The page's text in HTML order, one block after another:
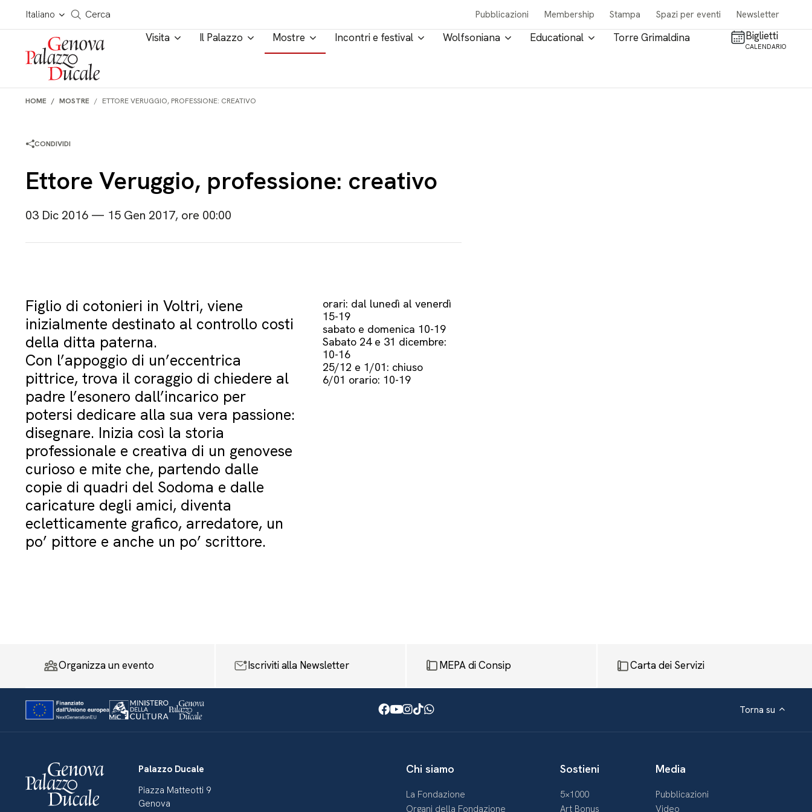
Salta al contenuto
Italiano
Cerca in tutto il sito
Cerca Pubblicazioni Membership Stampa Spazi per eventi Newsletter
Visita Il Palazzo Mostre Incontri e festival Wolfsoniana Educational Torre Grimaldina Biglietti
CALENDARIO
HOME MOSTRE ETTORE VERUGGIO, PROFESSIONE: CREATIVO
CONDIVIDI
Ettore Veruggio, professione: creativo
03 Dic 2016 — 15 Gen 2017, ore 00:00
Figlio di cotonieri in Voltri, viene
inizialmente destinato al controllo costi
della ditta paterna.
Con l’appoggio di un’eccentrica
pittrice, trova il coraggio di chiedere al
padre l’esonero dall’incarico per
potersi dedicare alla sua vera passione:
disegnare. Inizia così la storia
professionale e creativa di un genovese
curioso e mite che, partendo dalle
copie di quadri del Sodoma e dalle
caricature degli amici, diventa
ecletticamente grafico, arredatore, un
po’ pittore e anche un po’ scrittore.
orari: dal lunedì al venerdì
15-19
sabato e domenica 10-19
Sabato 24 e 31 dicembre:
10-16
25/12 e 1/01: chiuso
6/01 orario: 10-19
Organizza un evento Iscriviti alla Newsletter MEPA di Consip Carta dei Servizi
Facebook
Youtube
Instagram
TikTok
WhatsApp Torna su
Palazzo Ducale
Piazza Matteotti 9
Genova
Chi siamo
La Fondazione
Organi della Fondazione
Sostieni
5×1000
Art Bonus
Media
Pubblicazioni
Video